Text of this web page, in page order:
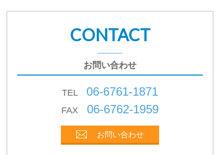
CONTACT
お問い合わせ
TEL 06-6761-1871
FAX 06-6762-1959
お問い合わせ